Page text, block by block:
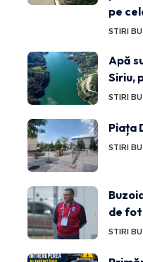
pe
STIRI
Apă
Siriu,
STIRI
Piața
STIRI
de
STIRI